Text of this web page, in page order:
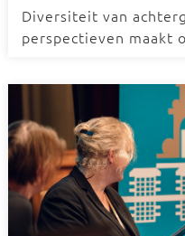
Diversiteit van
perspectieven maakt